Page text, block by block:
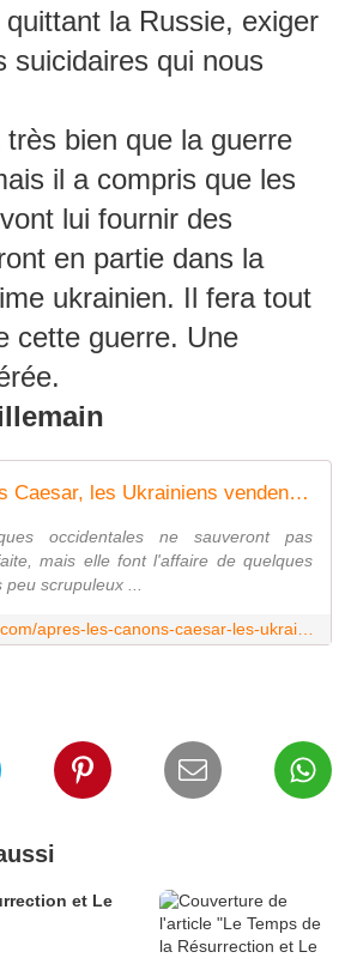
la Russie, exiger
suicidaires qui nous
bien que la guerre
il a compris que les
lui fournir des
en partie dans la
ukrainien. Il fera tout
cette guerre. Une
Après les canons Caesar, les Ukrainiens vendent les Himars américains à Poutine ?
occidentales ne sauveront pas
mais elle font l'affaire de quelques
scrupuleux ...
et Le